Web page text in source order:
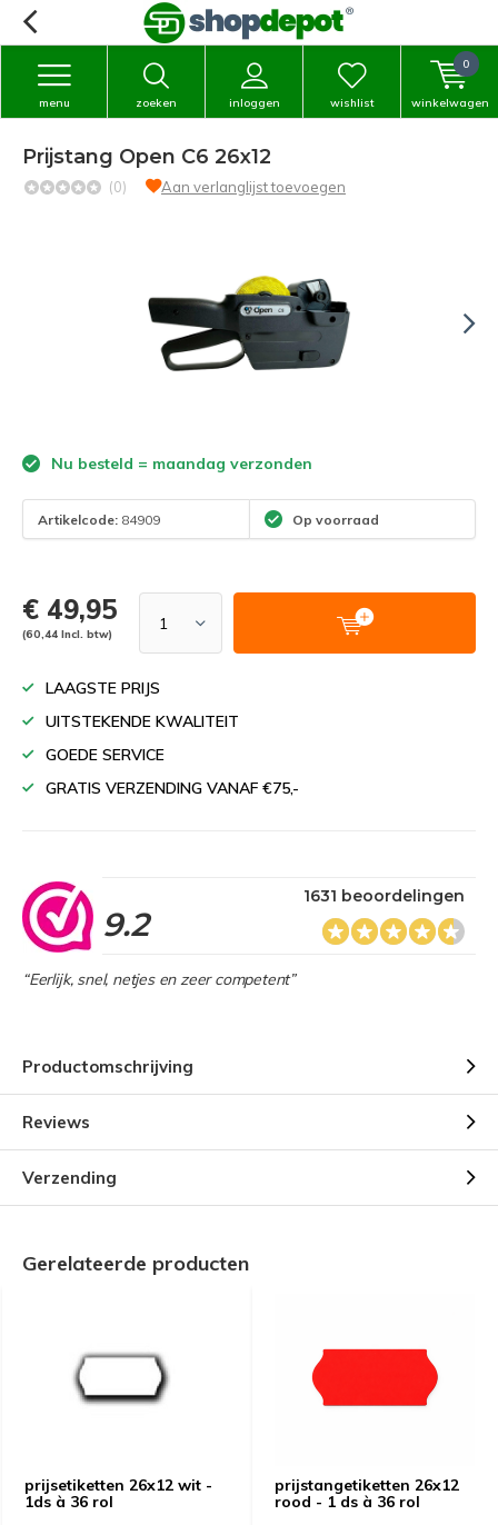
zoeken inloggen
menu wishlist winkelwagen
0
Prijstang Open C6 26x12
(0) Aan verlanglijst toevoegen
Nu besteld = maandag verzonden
Artikelcode: 84909 Op voorraad
€ 49,95
(60,44 Incl. btw)
LAAGSTE PRIJS
UITSTEKENDE KWALITEIT
GOEDE SERVICE
GRATIS VERZENDING VANAF €75,-
9.2
1631 beoordelingen
“Eerlijk, snel, netjes en zeer competent”
Productomschrijving
Reviews
Verzending
Gerelateerde producten
prijsetiketten 26x12 wit -
1ds à 36 rol
prijstangetiketten 26x12
rood - 1 ds à 36 rol